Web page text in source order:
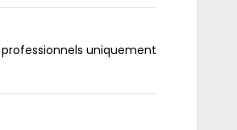
uniquement